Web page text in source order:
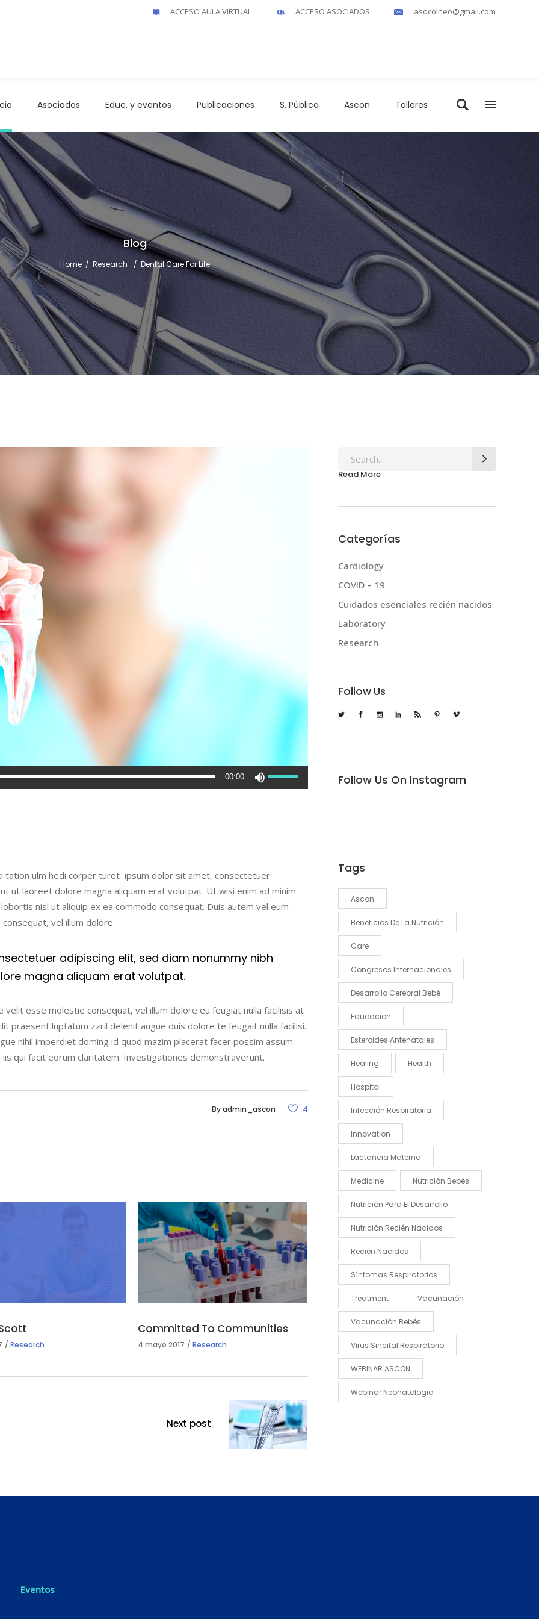
ACCESO AULA VIRTUAL ACCESO ASOCIADOS asocolneo@gmail.com
Asociados Educ. y eventos Publicaciones S. Pública Ascon Talleres
Blog
Home/ Research / Dental Care For Life
00:00
Utiliza
las
tation ulm hedi corper turet ipsum dolor sit amet, consectetuer
ut laoreet dolore magna aliquam erat volutpat. Ut wisi enim ad minim
nisl ut aliquip ex ea commodo consequat. Duis autem vel eum
vel illum dolore
adipiscing elit, sed diam nonummy nibh
magna aliquam erat volutpat.
esse molestie consequat, vel illum dolore eu feugiat nulla facilisis at
praesent luptatum zzril delenit augue duis dolore te feugait nulla facilisi.
nihil imperdiet doming id quod mazim placerat facer possim assum.
qui facit eorum claritatem. Investigationes demonstraverunt.
Byadmin_ascon 4
Research
Committed To Communities
4 mayo 2017 Research
Next post
Search
for:
Read More
Categorías
Cardiology
COVID – 19
Cuidados esenciales recién nacidos
Laboratory
Research
Follow Us
Follow Us On Instagram
Tags
Ascon
Beneficios De La Nutrición
Care
Congresos Internacionales
Desarrollo Cerebral Bebé
Educacion
Esteroides Antenatales
Healing Health
Hospital
Infección Respiratoria
Innovation
Lactancia Materna
Medicine Nutrición Bebés
Nutrición Para El Desarrollo
Nutrición Recién Nacidos
Recién Nacidos
Síntomas Respiratorios
Treatment Vacunación
Vacunación Bebés
Virus Sincital Respiratorio
WEBINAR ASCON
Webinar Neonatologia
Eventos